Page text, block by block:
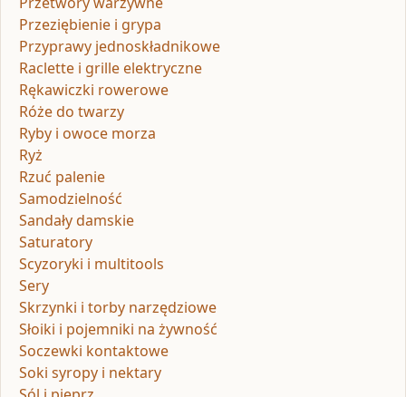
Przeziębienie i grypa
Przyprawy jednoskładnikowe
Raclette i grille elektryczne
Rękawiczki rowerowe
Róże do twarzy
Ryby i owoce morza
Ryż
Rzuć palenie
Samodzielność
Sandały damskie
Saturatory
Scyzoryki i multitools
Sery
Skrzynki i torby narzędziowe
Słoiki i pojemniki na żywność
Soczewki kontaktowe
Soki syropy i nektary